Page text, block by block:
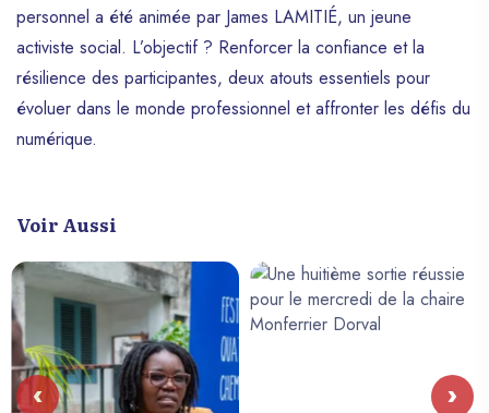
personnel a été animée par James LAMITIÉ, un jeune
activiste social. L’objectif ? Renforcer la confiance et la
résilience des participantes, deux atouts essentiels pour
évoluer dans le monde professionnel et affronter les défis du
numérique.
Voir Aussi
‹ ›